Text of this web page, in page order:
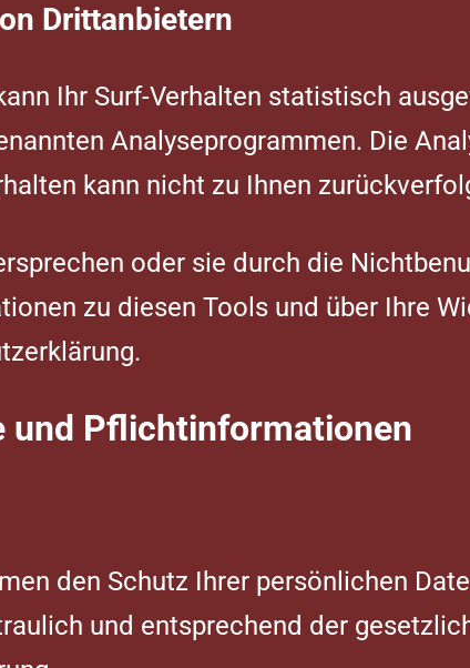
Drittanbietern
Ihr Surf-Verhalten statistisch
Analyseprogrammen. Die
kann nicht zu Ihnen
oder sie durch die
zu diesen Tools und über Ihre
und Pflichtinformationen
den Schutz Ihrer persönlichen
und entsprechend der